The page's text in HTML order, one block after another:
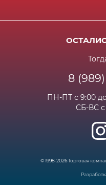
Доставка
Возрат и гарантия
Часто задаваемые
8
ПН-ПТ с 9:00
СБ-ВС с
© 1998-2026Торговая